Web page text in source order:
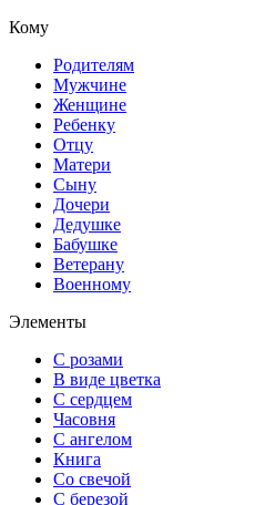
Кому
Родителям
Мужчине
Женщине
Ребенку
Отцу
Матери
Сыну
Дочери
Дедушке
Бабушке
Ветерану
Военному
Элементы
С розами
В виде цветка
С сердцем
Часовня
С ангелом
Книга
Со свечой
С березой